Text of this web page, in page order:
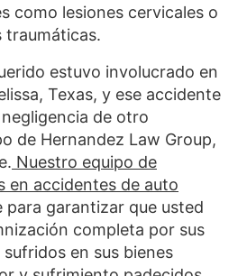
como lesiones cervicales o
traumáticas.
estuvo involucrado en
Texas, y ese accidente
de otro
de Hernandez Law Group,
Nuestro equipo de
en accidentes de auto
para garantizar que usted
completa por sus
en sus bienes